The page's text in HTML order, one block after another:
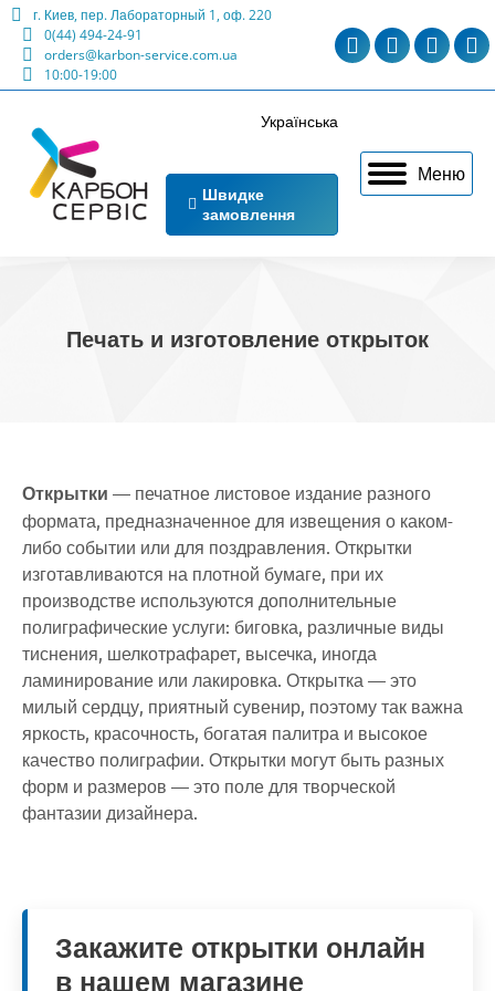
г. Киев, пер. Лабораторный 1, оф. 220
0(44) 494-24-91
orders@karbon-service.com.ua
10:00-19:00
Telegram
in
new
Viber
in
new
in
new
Меню
Українська
Швидке
замовлення
Печать и изготовление открыток
Открытки — печатное листовое издание разного
формата, предназначенное для извещения о каком-
либо событии или для поздравления. Открытки
изготавливаются на плотной бумаге, при их
производстве используются дополнительные
полиграфические услуги: биговка, различные виды
тиснения, шелкотрафарет, высечка, иногда
ламинирование или лакировка. Открытка — это
милый сердцу, приятный сувенир, поэтому так важна
яркость, красочность, богатая палитра и высокое
качество полиграфии. Открытки могут быть разных
форм и размеров — это поле для творческой
фантазии дизайнера.
Закажите открытки онлайн
в нашем магазине